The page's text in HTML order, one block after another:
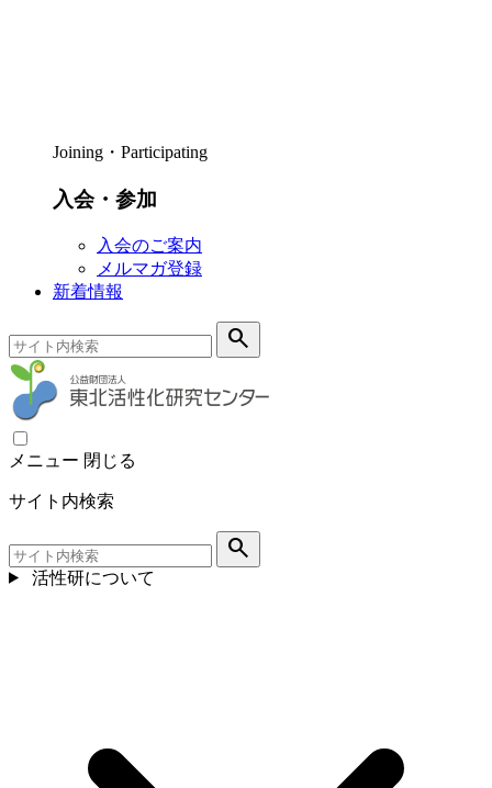
Joining・Participating
入会・参加
入会のご案内
メルマガ登録
新着情報
search
メニュー 閉じる
サイト内検索
search
活性研について